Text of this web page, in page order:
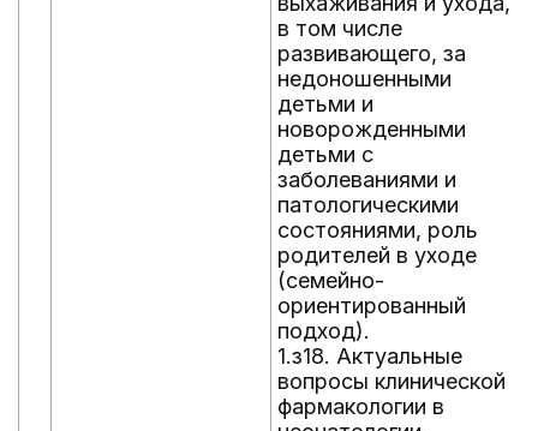
в том числе
развивающего, за
недоношенными
детьми и
новорожденными
детьми с
заболеваниями и
патологическими
состояниями, роль
родителей в уходе
(семейно-
ориентированный
подход).
1.з18. Актуальные
вопросы клинической
фармакологии в